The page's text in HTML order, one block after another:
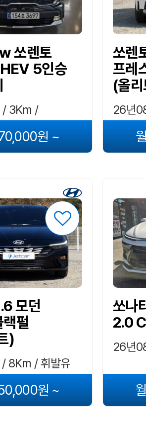
쏘렌토
5인승
/ 3Km /
원 ~
쏘렌
프레
(올
26년
하이
모던
펄
)
8Km / 휘발유
원 ~
쏘나
2.0
26년